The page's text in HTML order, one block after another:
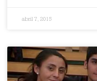
abril 7, 2015